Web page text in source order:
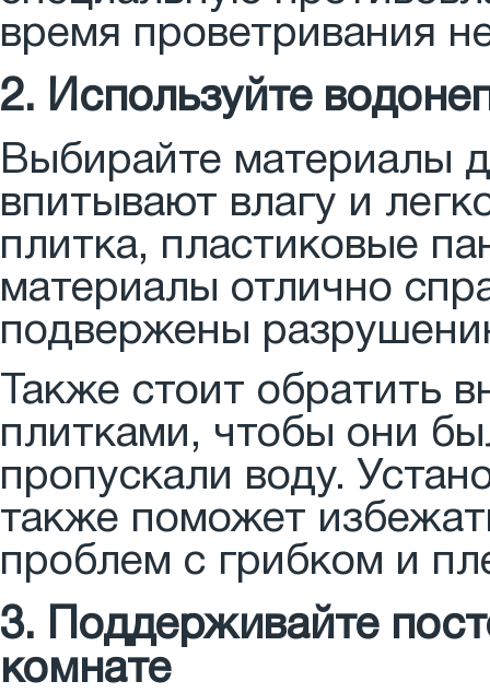
время проветривания
2. Используйте
Выбирайте материалы
впитывают влагу и
плитка, пластиковые
материалы отлично
подвержены
Также стоит обратить
плитками, чтобы они
пропускали воду.
также поможет
проблем с грибком и
3. Поддерживайте
комнате